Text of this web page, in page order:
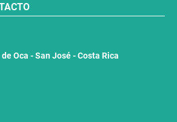
Oca - San José - Costa Rica